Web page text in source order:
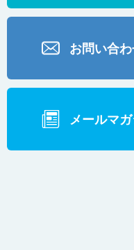
お問い合
メールマ